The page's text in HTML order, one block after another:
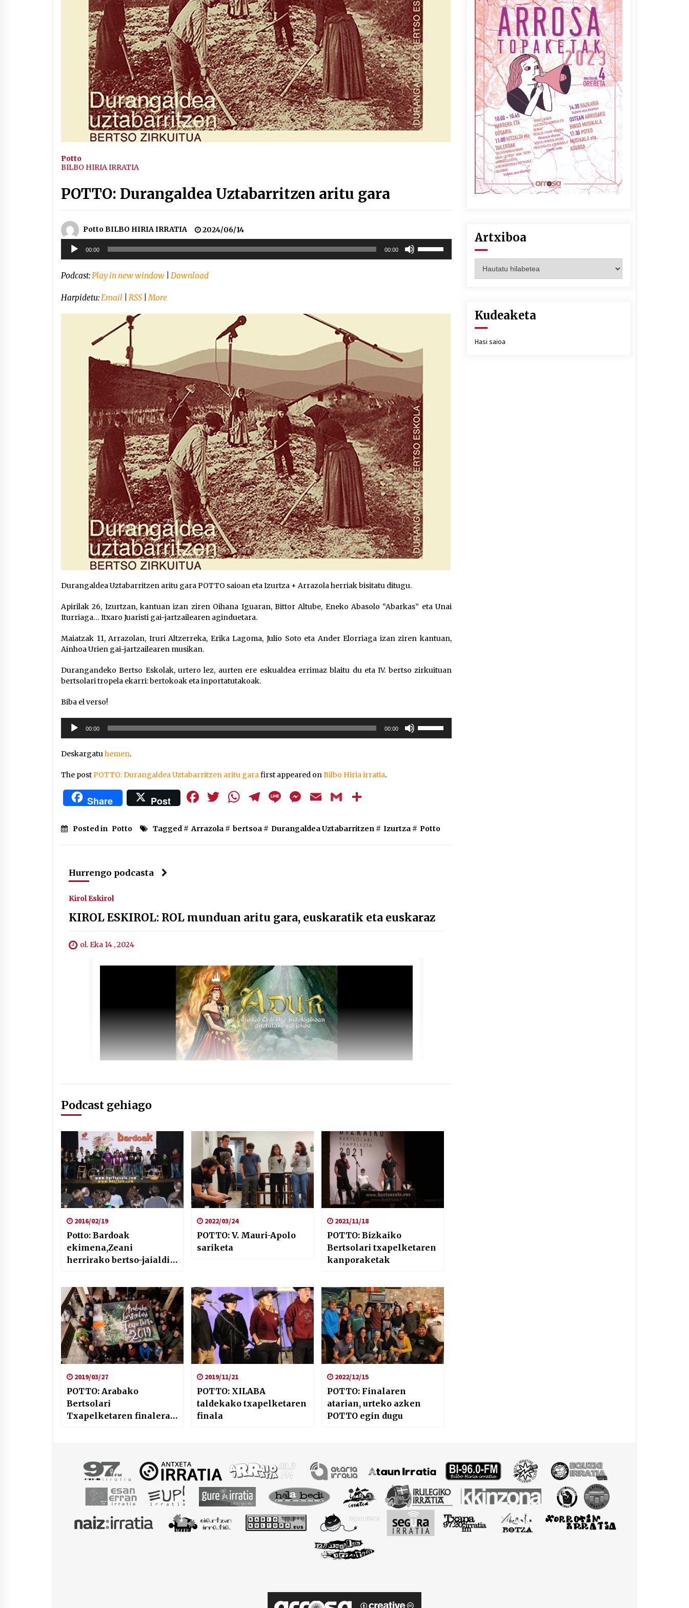
Arrosaren IX. Topaketak –
Mila esker guztioi!
2021/11/11
Arrosa sareko IX. topaketak!
2021/10/13
Azaroak 6 Iurretan Arrosa
sarearen IX. topaketak
2021/10/04
Segura irratian Arrosaren 20
urteez
2021/07/22
Arrosari buruzko erreportaia
2021/07/16
Berria egunkarian
elkarrizketa Arrosaren 20
urteez
2021/07/06
Hala Bedi irratiko Hizpidea
2021/07/03
Zebrabidearen denboraldi
Arrosaren laburpen bideoa
Hamaika Telebistaren eskutik
2021/06/30
Potto
BILBO HIRIA IRRATIA
POTTO: Durangaldea Uztabarritzen aritu gara
Potto BILBO HIRIA IRRATIA
2024/06/14
Soinu
erreproduzigailua
00:00 00:00
Podcast:Play in new window Download
Harpidetu:Email RSS |More
Durangaldea Uztabarritzen aritu gara POTTO saioan eta Izurtza + Arrazola herriak bisitatu ditugu.
Apirilak 26, Izurtzan, kantuan izan ziren Oihana Iguaran, Bittor Altube, Eneko Abasolo “Abarkas” eta Unai
Iturriaga… Itxaro Juaristi gai-jartzailearen aginduetara.
Maiatzak 11, Arrazolan, Iruri Altzerreka, Erika Lagoma, Julio Soto eta Ander Elorriaga izan ziren kantuan,
Ainhoa Urien gai-jartzailearen musikan.
Durangandeko Bertso Eskolak, urtero lez, aurten ere eskualdea errimaz blaitu du eta IV. bertso zirkuituan
bertsolari tropela ekarri: bertokoak eta inportatutakoak.
Biba el verso!
Soinu
erreproduzigailua
00:00 00:00
Deskargatuhemen.
The postPOTTO: Durangaldea Uztabarritzen aritu garafirst appeared onBilbo Hiria irratia.
Share Post Facebook
Twitter
WhatsApp
Telegram
LineMessenger
EmailGmail
Posted in Potto Tagged # Arrazola # bertsoa # Durangaldea Uztabarritzen # Izurtza # Potto
Hurrengo podcasta
Kirol Eskirol
KIROL ESKIROL: ROL munduan aritu gara, euskaratik eta euskaraz
ol. Eka 14 , 2024
Podcast gehiago
2016/02/19
Potto: Bardoak
ekimena,Zeani
herrirako bertso-jaialdi
2022/03/24
POTTO: V. Mauri-Apolo
sariketa
2021/11/18
POTTO: Bizkaiko
Bertsolari txapelketaren
kanporaketak
2019/03/27
POTTO: Arabako
Bertsolari
Txapelketaren finalera
2019/11/21
POTTO: XILABA
taldekako txapelketaren
finala
2022/12/15
POTTO: Finalaren
atarian, urteko azken
POTTO egin dugu
Artxiboa
Kudeaketa
Hasi saioa